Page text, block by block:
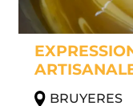
BRUYERES